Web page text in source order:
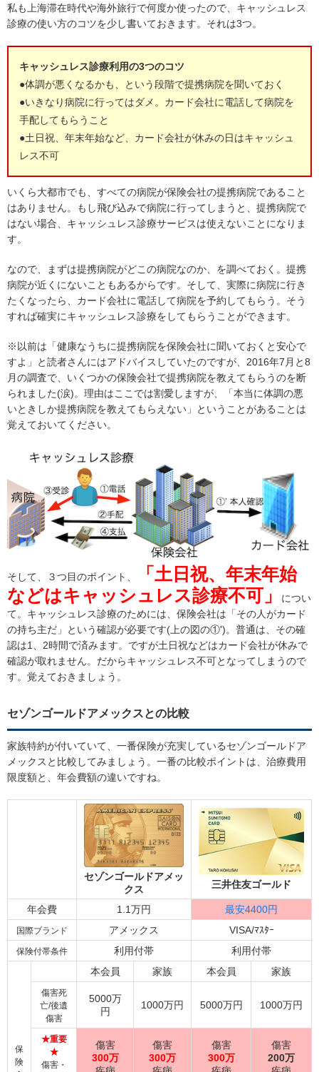
私も上海滞在時代や海外旅行で何度か使ったので、キャッシュレス
診療の使い方のコツを少し書いておきます。それは3つ。
キャッシュレス診療利用の3つのコツ
●体調が悪くなるかも、という段階で提携病院を聞いておく
●いきなり病院に行ってはダメ。カード会社に電話して病院を
手配してもらうこと
●土日祝、年末年始など、カード会社が休みの日はキャッシュ
レス不可
いくら大都市でも、すべての病院が保険会社の提携病院であること
はありません。もし飛び込みで病院に行ってしまうと、提携病院で
はない場合、キャッシュレス診療サービスは使えないことになりま
す。
なので、まずは提携病院がどこの病院なのか、を調べておく。提携
病院が近くにないこともあるからです。そして、実際に病院に行き
たくなったら、カード会社に電話して病院を予約してもらう。そう
すれば確実にキャッシュレス診療をしてもらうことができます。
※以前は「健康なうちに提携病院を保険会社に聞いておくと安心で
すよ」と読者さんにはアドバイスしていたのですが、2016年7月と8
月の調査で、いくつかの保険会社で提携病院を教えてもらうのを断
られました(涙)。理由はここでは割愛しますが、「本当に体調の悪
いときしか提携病院を教えてもらえない」ということがあることは
覚えておいてください。
そして、３つ目のポイント、
「土日祝、年末年始
などはキャッシュレス診療不可」
につい
て。キャッシュレス診療のためには、保険会社は「その人がカード
の持ち主だ」という確認が必要です(上の図の①')。普通は、その確
認は1、2時間で済みます。ですが土日祝などはカード会社が休みで
確認が取れません。だからキャッシュレス不可となってしまうので
す。覚えておきましょう。
セゾンゴールドアメックスとの比較
家族特約が付いていて、一番保険が充実しているセゾンゴールドア
メックスと比較してみましょう。一番の比較ポイントは、治療費用
限度額と、年会費額の違いですね。
セゾンゴールドアメッ
クス
三井住友ゴールド
年会費 1.1万円 最安4400円
国際ブランド アメックス VISA/ﾏｽﾀｰ
保険付帯条件 利用付帯 利用付帯
保
険
本会員 家族 本会員 家族
傷害死
亡/後遺
傷害
5000万
円
1000万円 5000万円 1000万円
★重要
★
傷害・
傷害
300万
傷害
300万
傷害
300万
傷害
200万